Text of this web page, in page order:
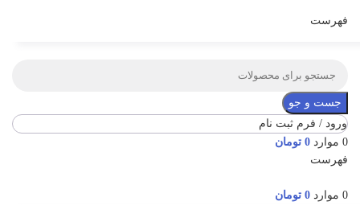
فهرست
جست و جو
ورود / فرم ثبت نام
0 موارد 0 تومان
فهرست
0 موارد 0 تومان